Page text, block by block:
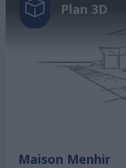
Plan 3D
Maison Menhir